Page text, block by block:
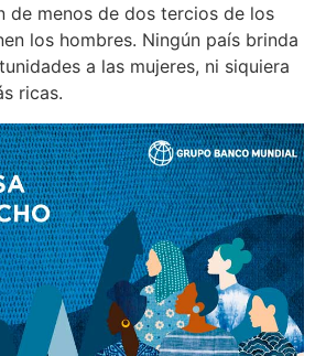
de menos de dos tercios de los
los hombres. Ningún país brinda
a las mujeres, ni siquiera
ricas.